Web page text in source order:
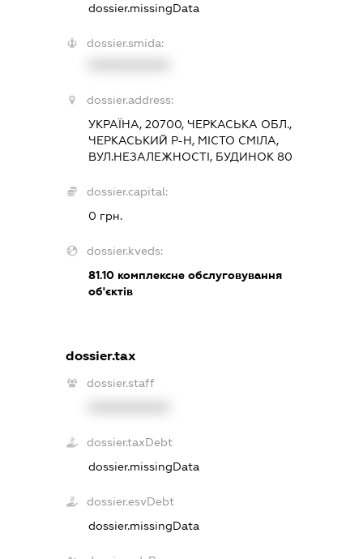
dossier.missingData
dossier.smida:
dossier.address:
УКРАЇНА, 20700, ЧЕРКАСЬКА ОБЛ.,
ЧЕРКАСЬКИЙ Р-Н, МІСТО СМІЛА,
ВУЛ.НЕЗАЛЕЖНОСТІ, БУДИНОК 80
dossier.capital:
0 грн.
dossier.kveds:
81.10комплексне обслуговування
об'єктів
dossier.tax
dossier.staff
dossier.taxDebt
dossier.missingData
dossier.esvDebt
dossier.missingData